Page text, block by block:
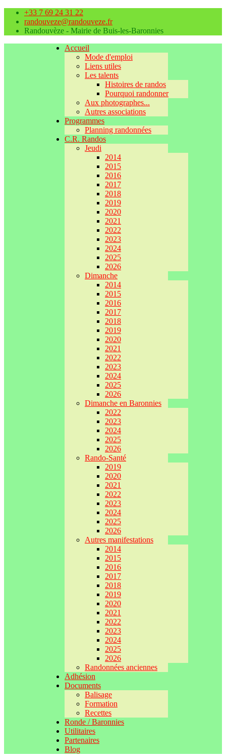
+33 7 69 24 31 22
randouveze@randouveze.fr
Randouvèze - Mairie de Buis-les-Baronnies
Accueil
Mode d'emploi
Liens utiles
Les talents
Histoires de randos
Pourquoi randonner
Aux photographes...
Autres associations
Programmes
Planning randonnées
C.R. Randos
Jeudi
2014
2015
2016
2017
2018
2019
2020
2021
2022
2023
2024
2025
2026
Dimanche
2014
2015
2016
2017
2018
2019
2020
2021
2022
2023
2024
2025
2026
Dimanche en Baronnies
2022
2023
2024
2025
2026
Rando-Santé
2019
2020
2021
2022
2023
2024
2025
2026
Autres manifestations
2014
2015
2016
2017
2018
2019
2020
2021
2022
2023
2024
2025
2026
Randonnées anciennes
Adhésion
Documents
Balisage
Formation
Recettes
Ronde / Baronnies
Utilitaires
Partenaires
Blog